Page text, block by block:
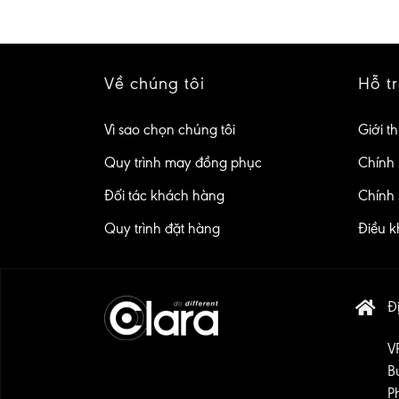
Về chúng tôi
Vì sao chọn chúng tôi
Quy trình may đồng phục
Đối tác khách hàng
Quy trình đặt hàng
Hỗ
Giới
Chính
Chính
Điều